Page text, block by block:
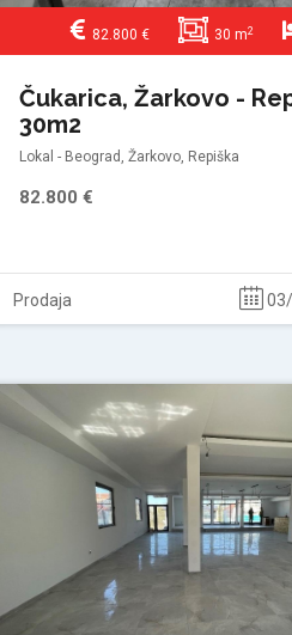
82.800 € 30 m2
Čukarica, Žarkovo -
30m2
Lokal - Beograd, Žarkovo, Repiška
82.800 €
Prodaja